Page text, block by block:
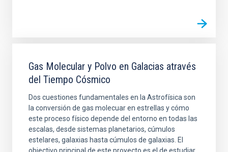
Gas Molecular y Polvo en Galacias através
del Tiempo Cósmico
Dos cuestiones fundamentales en la Astrofísica son
la conversión de gas molecuar en estrellas y cómo
este proceso físico depende del entorno en todas las
escalas, desde sistemas planetarios, cúmulos
estelares, galaxias hasta cúmulos de galaxias. El